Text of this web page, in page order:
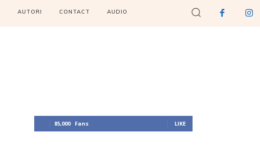
AUTORI CONTACT AUDIO
85,000 Fans LIKE